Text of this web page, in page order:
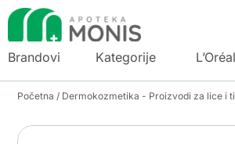
Brandovi Kategorije
Početna / Dermokozmetika - Proizvodi za lice i